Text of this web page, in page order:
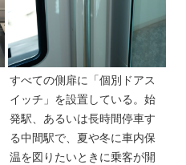
すべての側扉に「個別ドアス
イッチ」を設置している。始
発駅、あるいは長時間停車す
る中間駅で、夏や冬に車内保
温を図りたいときに乗客が開